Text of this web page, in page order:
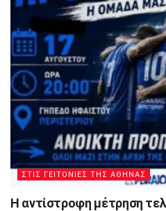
ΣΤΙΣ ΓΕΙΤΟΝΙΕΣ ΤΗΣ ΑΘΗΝΑΣ
Η αντίστροφη μέτρηση